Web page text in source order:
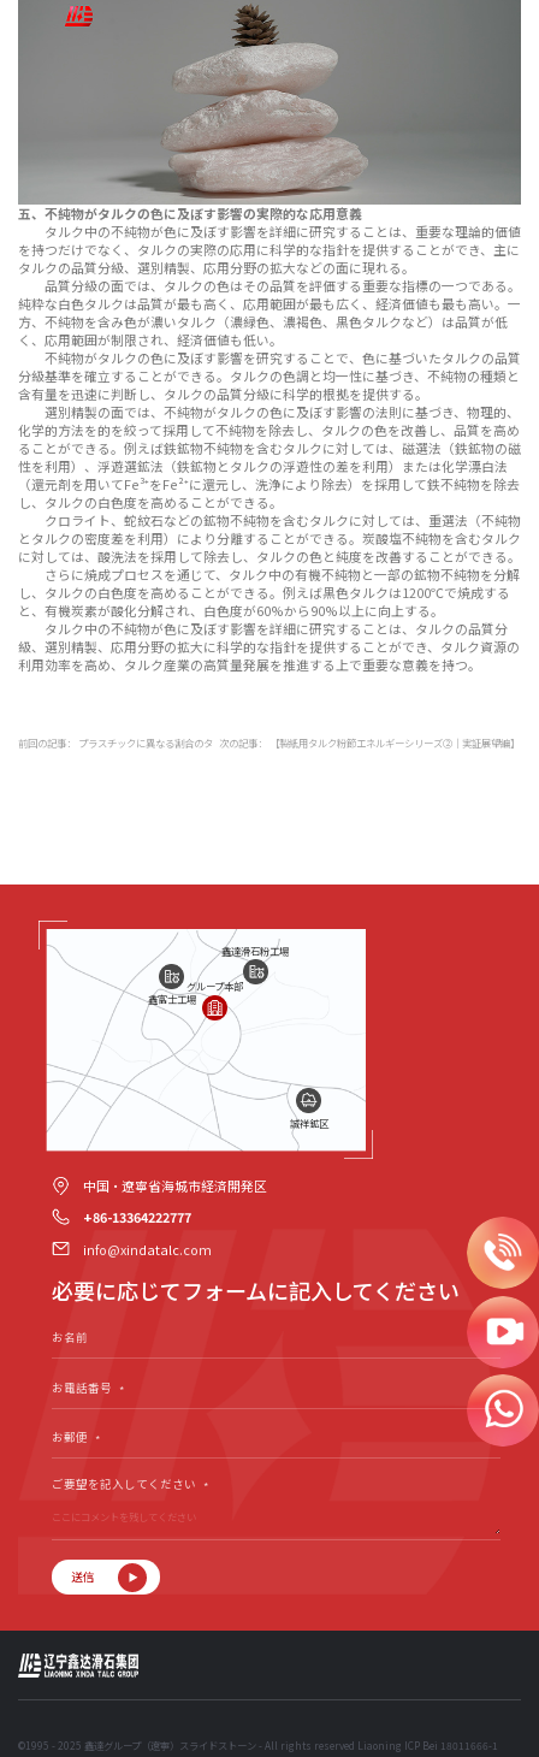
五、不純物がタルクの色に及ぼす影響の実際的な応用意義
タルク中の不純物が色に及ぼす影響を詳細に研究することは、重要な理論的価値
を持つだけでなく、タルクの実際の応用に科学的な指針を提供することができ、主に
タルクの品質分級、選別精製、応用分野の拡大などの面に現れる。
品質分級の面では、タルクの色はその品質を評価する重要な指標の一つである。
純粋な白色タルクは品質が最も高く、応用範囲が最も広く、経済価値も最も高い。一
方、不純物を含み色が濃いタルク（濃緑色、濃褐色、黒色タルクなど）は品質が低
く、応用範囲が制限され、経済価値も低い。
不純物がタルクの色に及ぼす影響を研究することで、色に基づいたタルクの品質
分級基準を確立することができる。タルクの色調と均一性に基づき、不純物の種類と
含有量を迅速に判断し、タルクの品質分級に科学的根拠を提供する。
選別精製の面では、不純物がタルクの色に及ぼす影響の法則に基づき、物理的、
化学的方法を的を絞って採用して不純物を除去し、タルクの色を改善し、品質を高め
ることができる。例えば鉄鉱物不純物を含むタルクに対しては、磁選法（鉄鉱物の磁
性を利用）、浮遊選鉱法（鉄鉱物とタルクの浮遊性の差を利用）または化学漂白法
（還元剤を用いてFe³⁺をFe²⁺に還元し、洗浄により除去）を採用して鉄不純物を除去
し、タルクの白色度を高めることができる。
クロライト、蛇紋石などの鉱物不純物を含むタルクに対しては、重選法（不純物
とタルクの密度差を利用）により分離することができる。炭酸塩不純物を含むタルク
に対しては、酸洗法を採用して除去し、タルクの色と純度を改善することができる。
さらに焼成プロセスを通じて、タルク中の有機不純物と一部の鉱物不純物を分解
し、タルクの白色度を高めることができる。例えば黒色タルクは1200℃で焼成する
と、有機炭素が酸化分解され、白色度が60%から90%以上に向上する。
タルク中の不純物が色に及ぼす影響を詳細に研究することは、タルクの品質分
級、選別精製、応用分野の拡大に科学的な指針を提供することができ、タルク資源の
利用効率を高め、タルク産業の高質量発展を推進する上で重要な意義を持つ。
前回の記事： プラスチックに異なる割合のタ 次の記事：
【製紙用タルク粉節エネルギーシリーズ②｜実証展望編】
グループ本部
鑫富士工場
鑫達滑石粉工場
誠祥鉱区
中国・遼寧省海城市経済開発区
+86-13364222777
info@xindatalc.com
必要に応じてフォームに記入してください
お名前
お電話番号 *
お郵便 *
ご要望を記入してください *
送信
©1995 - 2025 鑫達グループ（遼寧）スライドストーン - All rights reserved Liaoning ICP Bei 18011666-1